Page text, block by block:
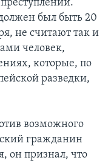
был быть 20
не считают так и
человек,
которые, по
разведки,
возможного
гражданин
он признал, что